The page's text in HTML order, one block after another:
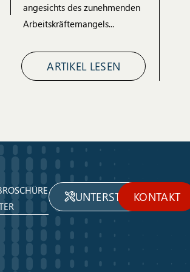
angesichts des zunehmenden
Arbeitskräftemangels...
ARTIKEL LESEN
UNTERSTÜTZUNG
KONTAKT